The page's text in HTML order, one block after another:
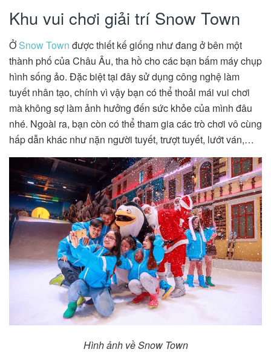
Khu vui chơi giải trí Snow Town
Ở Snow Town được thiết kế giống như đang ở bên một
thành phố của Châu Âu, tha hồ cho các bạn bấm máy chụp
hình sống ảo. Đặc biệt tại đây sử dụng công nghệ làm
tuyết nhân tạo, chính vì vậy bạn có thể thoải mái vui chơi
mà không sợ làm ảnh hưởng đến sức khỏe của mình đâu
nhé. Ngoài ra, bạn còn có thể tham gia các trò chơi vô cùng
hấp dẫn khác như nặn người tuyết, trượt tuyết, lướt ván,…
Hình ảnh về Snow Town